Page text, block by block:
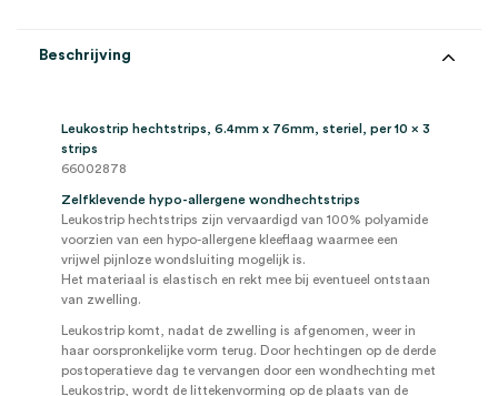
Beschrijving
Leukostrip hechtstrips, 6.4mm x 76mm, steriel, per 10 x 3
strips
66002878
Zelfklevende hypo-allergene wondhechtstrips
Leukostrip hechtstrips zijn vervaardigd van 100% polyamide
voorzien van een hypo-allergene kleeflaag waarmee een
vrijwel pijnloze wondsluiting mogelijk is.
Het materiaal is elastisch en rekt mee bij eventueel ontstaan
van zwelling.
Leukostrip komt, nadat de zwelling is afgenomen, weer in
haar oorspronkelijke vorm terug. Door hechtingen op de derde
postoperatieve dag te vervangen door een wondhechting met
Leukostrip, wordt de littekenvorming op de plaats van de